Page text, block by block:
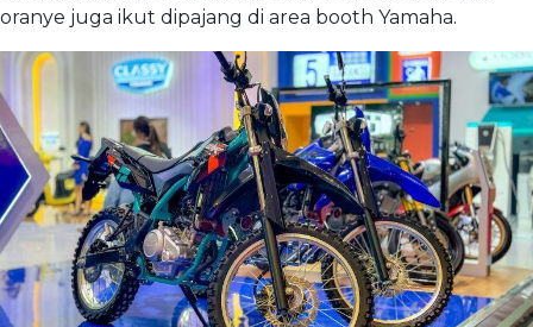
oranye juga ikut dipajang di area booth Yamaha.